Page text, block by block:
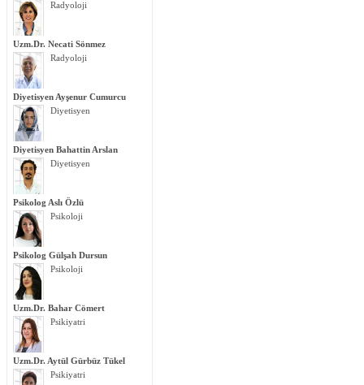
Radyoloji
Uzm.Dr. Necati Sönmez
Radyoloji
Diyetisyen Ayşenur Cumurcu
Diyetisyen
Diyetisyen Bahattin Arslan
Diyetisyen
Psikolog Aslı Özlü
Psikoloji
Psikolog Gülşah Dursun
Psikoloji
Uzm.Dr. Bahar Cömert
Psikiyatri
Uzm.Dr. Aytül Gürbüz Tükel
Psikiyatri